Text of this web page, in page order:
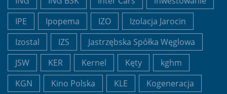
IPE
Ipopema IZO
Izolacja Jarocin
Izostal
IZS
Jastrzębska Spółka Węglowa
JSW
KER Kernel Kęty
kghm
KGN
Kino Polska KLE
Kogeneracja